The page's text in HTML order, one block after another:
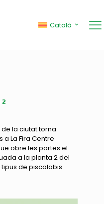
Català
2
la ciutat torna
La Fira Centre
obre les portes el
a la planta 2 del
de piscolabis